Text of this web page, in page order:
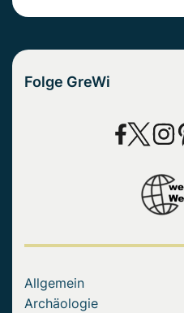
Folge GreWi
Allgemein
Archäologie